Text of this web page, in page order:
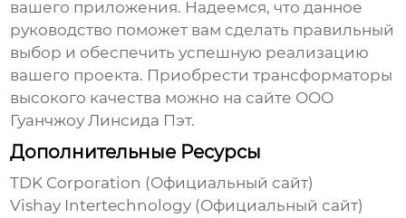
вашего приложения. Надеемся, что данное
руководство поможет вам сделать правильный
выбор и обеспечить успешную реализацию
вашего проекта. Приобрести трансформаторы
высокого качества можно на сайте ООО
Гуанчжоу Линсида Пэт.
Дополнительные Ресурсы
TDK Corporation (Официальный сайт)
Vishay Intertechnology (Официальный сайт)